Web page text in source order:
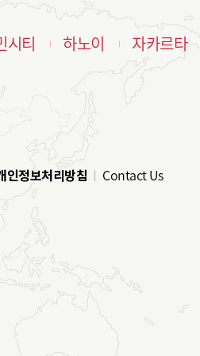
시티 하노이 자카르타
인정보처리방침 Contact Us